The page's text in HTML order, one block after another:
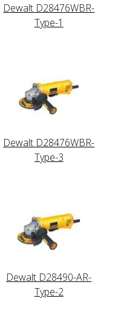
Dewalt D28476WBR-
Type-1
Dewalt D28476WBR-
Type-3
Dewalt D28490-AR-
Type-2